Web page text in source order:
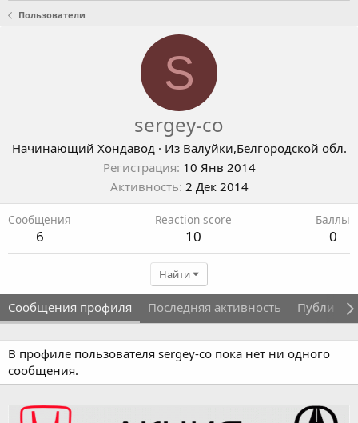
Пользователи
S
sergey-co
Начинающий Хондавод · Из Валуйки,Белгородской обл.
Регистрация 10 Янв 2014
Активность 2 Дек 2014
Сообщения
6
Reaction score
10
Баллы
0
Найти
Сообщения профиля Последняя активность
В профиле пользователя sergey-co пока нет ни одного
сообщения.